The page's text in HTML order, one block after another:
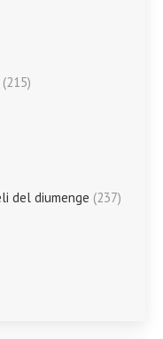
(215)
del diumenge (237)